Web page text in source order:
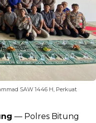
SAW 1446 H, Perkuat
— Polres Bitung